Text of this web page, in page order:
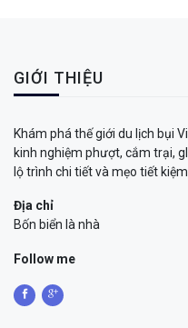
GIỚI THIỆU
Khám phá thế giới du lịch bụi
kinh nghiệm phượt, cắm trại,
lộ trình chi tiết và mẹo tiết
Địa chỉ
Bốn biển là nhà
Follow me